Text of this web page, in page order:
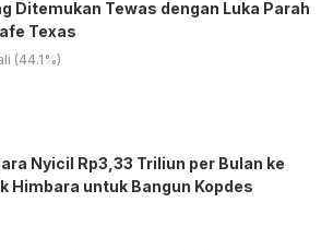
Ditemukan Tewas dengan Luka Parah
Texas
(44.1%)
Nyicil Rp3,33 Triliun per Bulan ke
Himbara untuk Bangun Kopdes